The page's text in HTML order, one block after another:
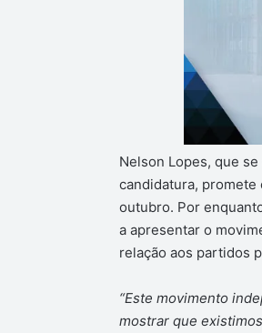
Nelson Lopes, que
candidatura, promete
outubro. Por
a apresentar o
relação aos partidos
“Este movimento
mostrar que